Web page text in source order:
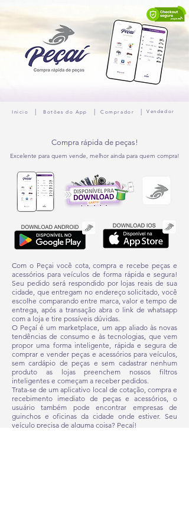
Inicio | Botões do App | Comprador | Vendedor
Compra rápida de peças!
Excelente para quem vende, melhor ainda para quem compra!
Com o Peçai você cota, compra e recebe peças e
acessórios para veículos de forma rápida e segura!
Seu pedido será respondido por lojas reais de sua
cidade, que entregam no endereço solicitado, você
escolhe comparando entre marca, valor e tempo de
entrega, após a transação abra o link de whatsapp
com a loja e tire possíveis dúvidas.
O Peçaí é um marketplace, um app aliado às novas
tendências de consumo e às tecnologias, que vem
propor uma forma inteligente, rápida e segura de
comprar e vender peças e acessórios para veículos,
sem cardápio de peças e sem cadastrar nenhum
produto as lojas preenchem nossos filtros
inteligentes e começam a receber pedidos.
Trata-se de um aplicativo local de cotação, compra e
recebimento imediato de peças e acessórios, o
usuário também pode encontrar empresas de
guinchos e oficinas da cidade onde estiver. Seu
veículo precisa de alguma coisa? Peçaí!